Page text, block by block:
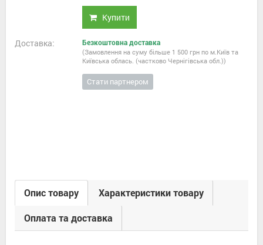
Купити
Доставка: Безкоштовна доставка
(Замовлення на суму більше 1 500 грн по м.Київ та
Київська облась. (частково Чернігівська обл.))
Стати партнером
Опис товару Характеристики товару
Оплата та доставка